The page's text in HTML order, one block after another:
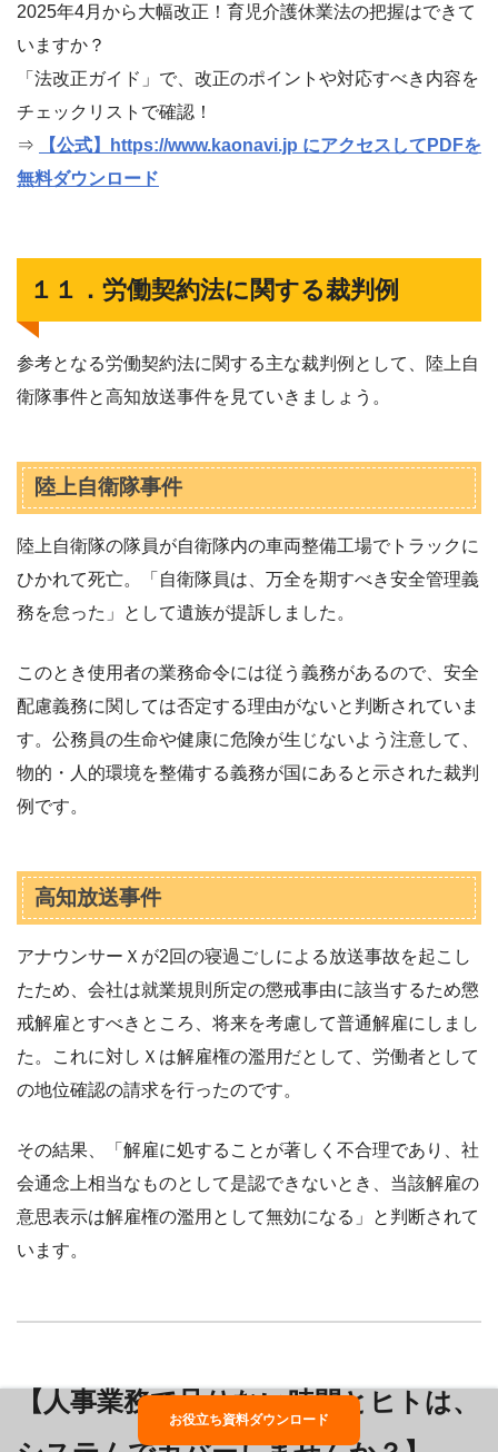
2025年4月から大幅改正！育児介護休業法の把握はできて
いますか？
「法改正ガイド」で、改正のポイントや対応すべき内容を
チェックリストで確認！
⇒
【公式】https://www.kaonavi.jp にアクセスしてPDFを
無料ダウンロード
１１．労働契約法に関する裁判例
参考となる労働契約法に関する主な裁判例として、陸上自
衛隊事件と高知放送事件を見ていきましょう。
陸上自衛隊事件
陸上自衛隊の隊員が自衛隊内の車両整備工場でトラックに
ひかれて死亡。「自衛隊員は、万全を期すべき安全管理義
務を怠った」として遺族が提訴しました。
このとき使用者の業務命令には従う義務があるので、安全
配慮義務に関しては否定する理由がないと判断されていま
す。公務員の生命や健康に危険が生じないよう注意して、
物的・人的環境を整備する義務が国にあると示された裁判
例です。
高知放送事件
アナウンサーＸが2回の寝過ごしによる放送事故を起こし
たため、会社は就業規則所定の懲戒事由に該当するため懲
戒解雇とすべきところ、将来を考慮して普通解雇にしまし
た。これに対しＸは解雇権の濫用だとして、労働者として
の地位確認の請求を行ったのです。
その結果、「解雇に処することが著しく不合理であり、社
会通念上相当なものとして是認できないとき、当該解雇の
意思表示は解雇権の濫用として無効になる」と判断されて
います。
【人事業務で足りない時間とヒトは、
お役立ち資料ダウンロード